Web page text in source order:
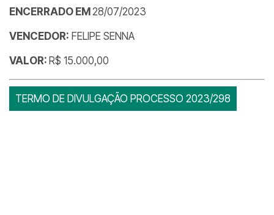
ENCERRADO EM 28/07/2023
VENCEDOR: FELIPE SENNA
VALOR: R$ 15.000,00
TERMO DE DIVULGAÇÃO PROCESSO 2023/298